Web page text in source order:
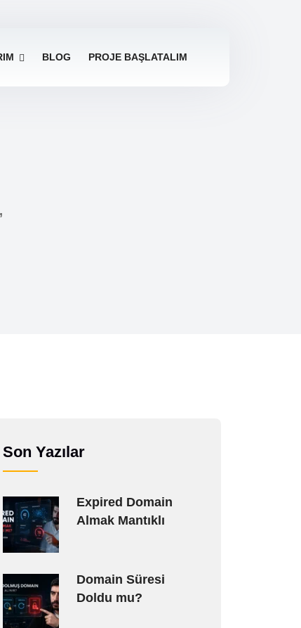
BLOG PROJE BAŞLATALIM
Son Yazılar
Expired Domain
Almak Mantıklı
Domain Süresi
Doldu mu?